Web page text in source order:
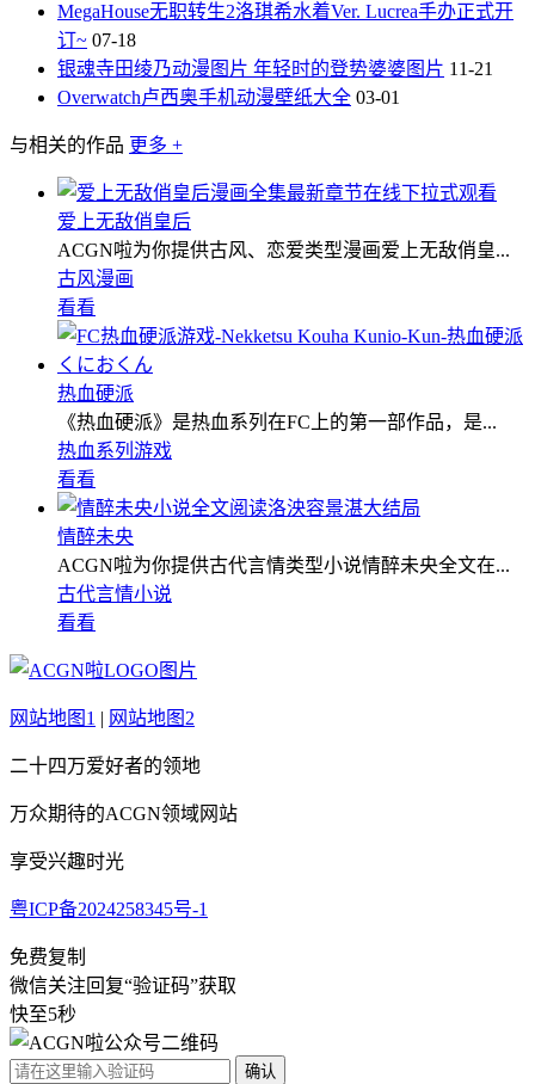
MegaHouse无职转生2洛琪希水着Ver. Lucrea手办正式开
订~ 07-18
银魂寺田绫乃动漫图片 年轻时的登势婆婆图片 11-21
Overwatch卢西奥手机动漫壁纸大全 03-01
与相关的作品 更多 +
爱上无敌俏皇后
ACGN啦为你提供古风、恋爱类型漫画爱上无敌俏皇...
古风漫画
看看
热血硬派
《热血硬派》是热血系列在FC上的第一部作品，是...
热血系列游戏
看看
情醉未央
ACGN啦为你提供古代言情类型小说情醉未央全文在...
古代言情小说
看看
网站地图1 | 网站地图2
二十四万爱好者的领地
万众期待的ACGN领域网站
享受兴趣时光
粤ICP备2024258345号-1
免费复制
微信关注回复“验证码”获取
快至5秒